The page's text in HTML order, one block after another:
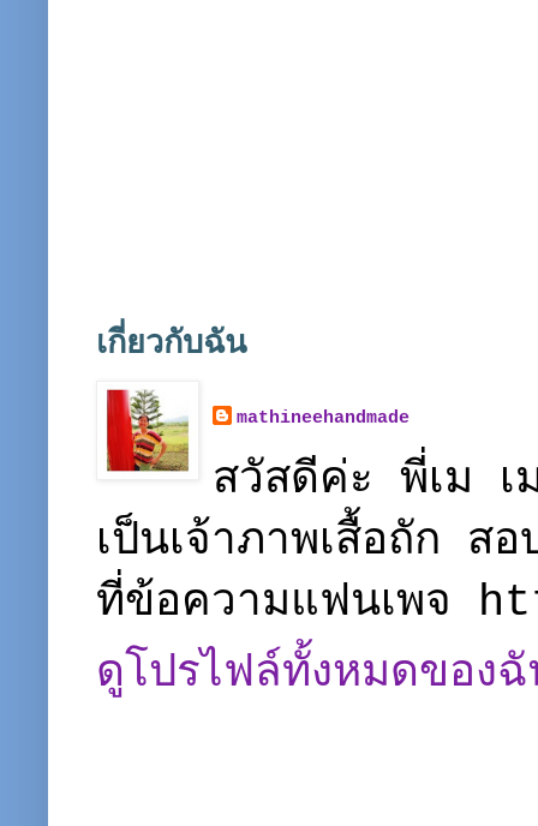
เกี่ยวกับฉัน
mathineehandmade
สวัสดีค่ะ พี่เม
เป็นเจ้าภาพเสื้อถัก ส
ที่ข้อความแฟนเพจ
ดูโปรไฟล์ทั้งหมดของ